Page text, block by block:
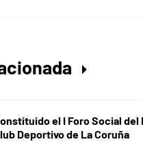
el I Foro Social del
Deportivo de La Coruña